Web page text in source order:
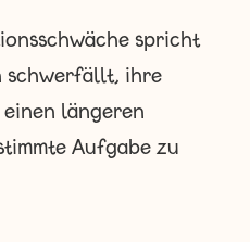
spricht
schwerfällt, ihre
längeren
Aufgabe zu